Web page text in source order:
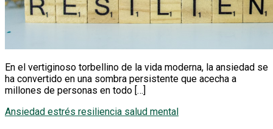
En el vertiginoso torbellino de la vida moderna, la ansiedad se
ha convertido en una sombra persistente que acecha a
millones de personas en todo […]
Ansiedad estrés resiliencia salud mental